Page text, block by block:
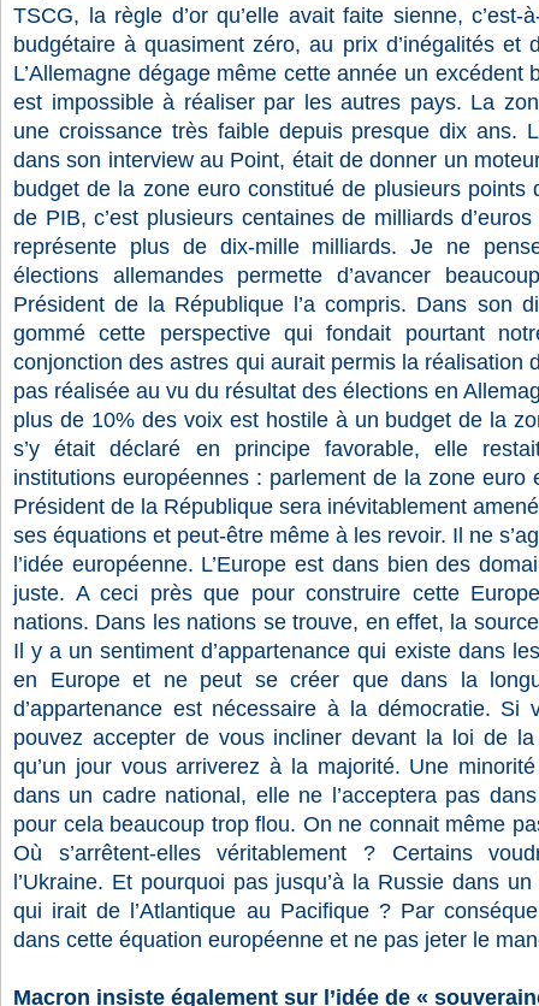
TSCG, la règle d’or qu’elle avait faite sienne,
budgétaire à quasiment zéro, au prix d’inégalités et
L’Allemagne dégage même cette année un excédent
est impossible à réaliser par les autres pays. La
une croissance très faible depuis presque dix ans.
dans son interview au Point, était de donner un
budget de la zone euro constitué de plusieurs points
de PIB, c’est plusieurs centaines de milliards
représente plus de dix-mille milliards. Je ne
élections allemandes permette d’avancer
Président de la République l’a compris. Dans son
gommé cette perspective qui fondait pourtant
conjonction des astres qui aurait permis la réalisation
pas réalisée au vu du résultat des élections en
plus de 10% des voix est hostile à un budget de la
s’y était déclaré en principe favorable, elle
institutions européennes : parlement de la zone euro
Président de la République sera inévitablement
ses équations et peut-être même à les revoir. Il ne
l’idée européenne. L’Europe est dans bien des
juste. A ceci près que pour construire cette
nations. Dans les nations se trouve, en effet, la
Il y a un sentiment d’appartenance qui existe dans
en Europe et ne peut se créer que dans la
d’appartenance est nécessaire à la démocratie. Si
pouvez accepter de vous incliner devant la loi de
qu’un jour vous arriverez à la majorité. Une
dans un cadre national, elle ne l’acceptera pas
pour cela beaucoup trop flou. On ne connait même
Où s’arrêtent-elles véritablement ? Certains
l’Ukraine. Et pourquoi pas jusqu’à la Russie dans
qui irait de l’Atlantique au Pacifique ? Par
dans cette équation européenne et ne pas jeter le
Macron insiste également sur l’idée de «